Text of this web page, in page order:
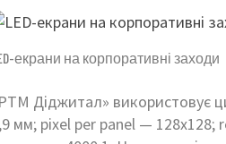
екрани на корпоративні заходи
Діджитал» використовує
мм; pixel per panel — 128х128;